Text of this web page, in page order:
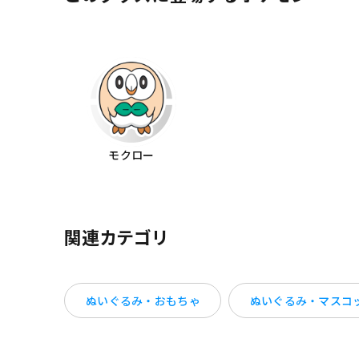
モクロー
関連カテゴリ
ぬいぐるみ・おもちゃ ぬいぐるみ・マスコ